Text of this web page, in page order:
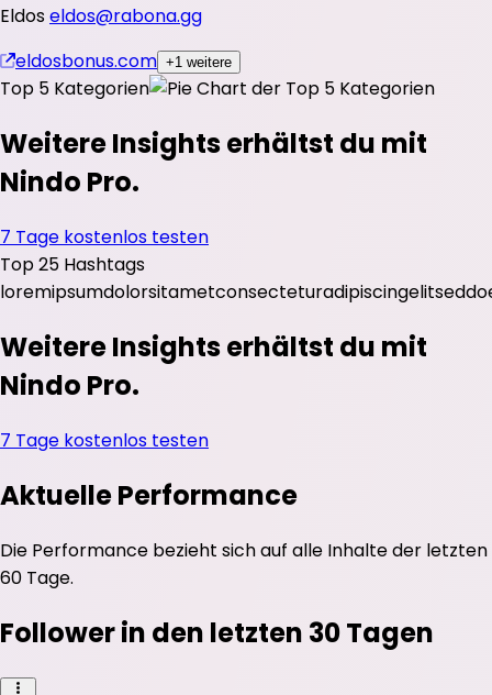
Eldoseldos@rabona.gg
eldosbonus.com +1 weitere
Top 5 Kategorien
Weitere Insights erhältst du mit
Nindo Pro.
7 Tage kostenlos testen
Top 25 Hashtags
loremipsumdolorsitametconsecteturadipiscingelitseddo
Weitere Insights erhältst du mit
Nindo Pro.
7 Tage kostenlos testen
Aktuelle Performance
Die Performance bezieht sich auf alle Inhalte der letzten
60 Tage.
Follower in den letzten 30 Tagen